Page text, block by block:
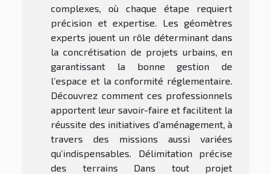
complexes, où chaque étape requiert
précision et expertise. Les géomètres
experts jouent un rôle déterminant dans
la concrétisation de projets urbains, en
garantissant la bonne gestion de
l’espace et la conformité réglementaire.
Découvrez comment ces professionnels
apportent leur savoir-faire et facilitent la
réussite des initiatives d’aménagement, à
travers des missions aussi variées
qu’indispensables. Délimitation précise
des terrains Dans tout projet